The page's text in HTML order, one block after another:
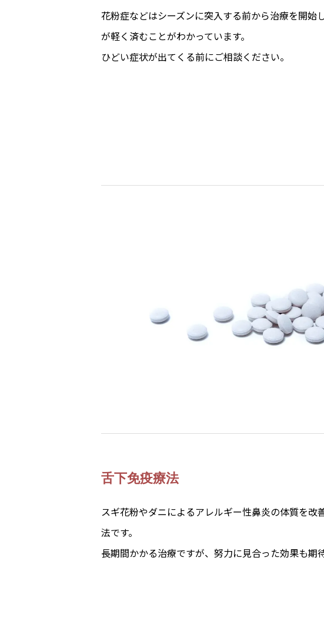
花粉症などはシーズンに突入する前から治療を開始
が軽く済むことがわかっています。
ひどい症状が出てくる前にご相談ください。
舌下免疫療法
スギ花粉やダニによるアレルギー性鼻炎の体質を改
法です。
長期間かかる治療ですが、努力に見合った効果も期